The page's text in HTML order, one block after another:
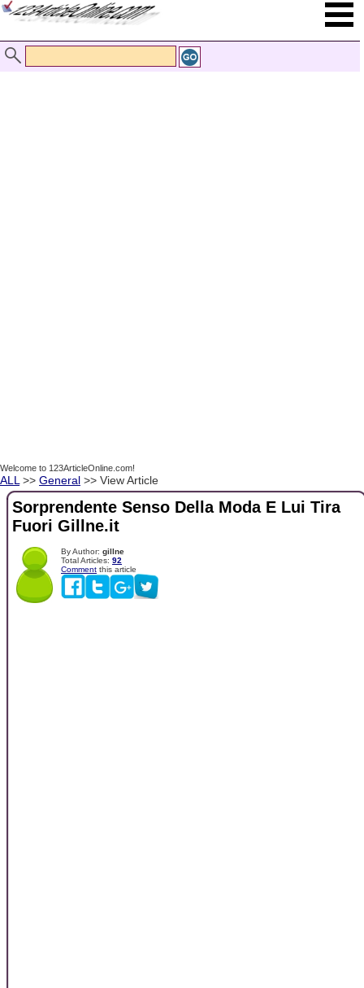
Welcome to 123ArticleOnline.com!
ALL >> General >> View Article
Sorprendente Senso Della Moda E Lui Tira
Fuori Gillne.it
By Author: gillne
Total Articles: 92
Comment this article